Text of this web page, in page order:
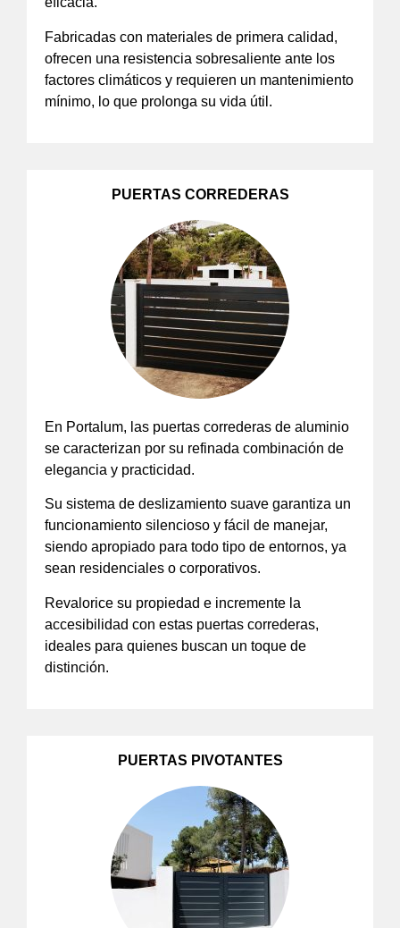
Fabricadas con materiales de primera calidad,
ofrecen una resistencia sobresaliente ante los
factores climáticos y requieren un mantenimiento
mínimo, lo que prolonga su vida útil.
PUERTAS CORREDERAS
En Portalum, las puertas correderas de aluminio
se caracterizan por su refinada combinación de
elegancia y practicidad.
Su sistema de deslizamiento suave garantiza un
funcionamiento silencioso y fácil de manejar,
siendo apropiado para todo tipo de entornos, ya
sean residenciales o corporativos.
Revalorice su propiedad e incremente la
accesibilidad con estas puertas correderas,
ideales para quienes buscan un toque de
distinción.
PUERTAS PIVOTANTES